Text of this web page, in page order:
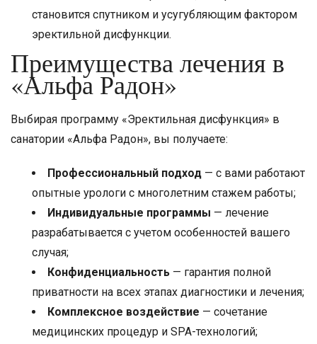
становится спутником и усугубляющим фактором
эректильной дисфункции.
Преимущества лечения в
«Альфа Радон»
Выбирая программу «Эректильная дисфункция» в
санатории «Альфа Радон», вы получаете:
Профессиональный подход — с вами работают
опытные урологи с многолетним стажем работы;
Индивидуальные программы — лечение
разрабатывается с учетом особенностей вашего
случая;
Конфиденциальность — гарантия полной
приватности на всех этапах диагностики и лечения;
Комплексное воздействие — сочетание
медицинских процедур и SPA-технологий;